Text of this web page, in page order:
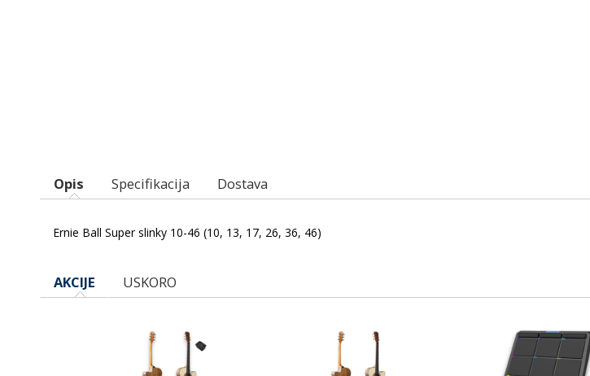
Opis Specifikacija Dostava
Ernie Ball Super slinky 10-46 (10, 13, 17, 26, 36, 46)
AKCIJE USKORO